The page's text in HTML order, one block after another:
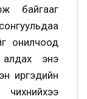
байгааг
онилчоод
энэ
иргэдийн